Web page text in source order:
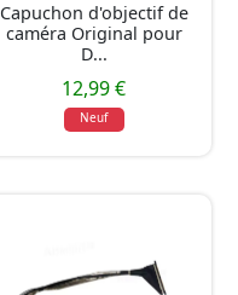
Capuchon d'objectif de
caméra Original pour
D...
12,99 €
Neuf